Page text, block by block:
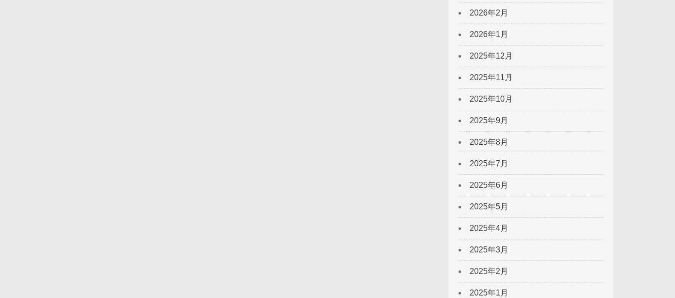
2026年2月
2026年1月
2025年12月
2025年11月
2025年10月
2025年9月
2025年8月
2025年7月
2025年6月
2025年5月
2025年4月
2025年3月
2025年2月
2025年1月